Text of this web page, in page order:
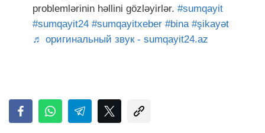
problemlərinin həllini gözləyirlər. #sumqayit
#sumqayit24 #sumqayitxeber #bina #şikayət
♬ оригинальный звук - sumqayit24.az